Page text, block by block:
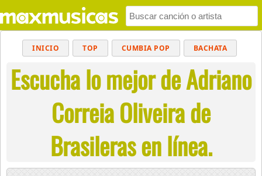
INICIO TOP CUMBIA POP BACHATA
MUSICA CRISTIANA REGGAETON
BALADAS ALTERNATIVO ELECTRÓNICA
CUMBIAS
Escucha lo mejor de Adriano
Correia Oliveira de
Brasileras en línea.